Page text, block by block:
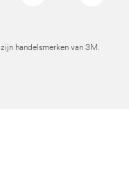
handelsmerken van 3M.